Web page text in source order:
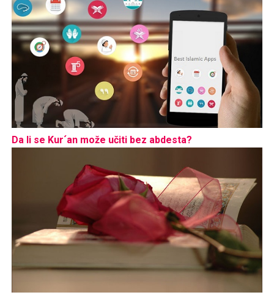
Da li se Kur´an može učiti bez abdesta?